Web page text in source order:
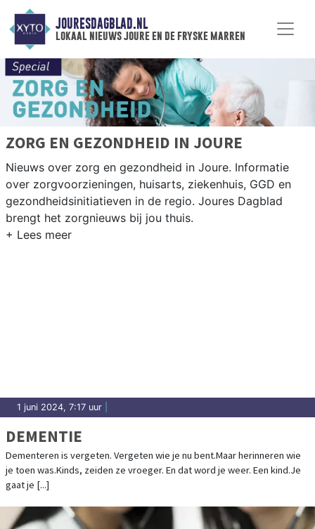
JOURESDAGBLAD.NL
lokaal nieuws joure en de fryske marren
ZORG EN GEZONDHEID IN JOURE
Nieuws over zorg en gezondheid in Joure. Informatie
over zorgvoorzieningen, huisarts, ziekenhuis, GGD en
gezondheidsinitiatieven in de regio. Joures Dagblad
brengt het zorgnieuws bij jou thuis.
1 juni 2024, 7:17 uur
DEMENTIE
Dementeren is vergeten. Vergeten wie je nu bent.Maar herinneren wie
je toen was.Kinds, zeiden ze vroeger. En dat word je weer. Een kind.Je
gaat je [...]